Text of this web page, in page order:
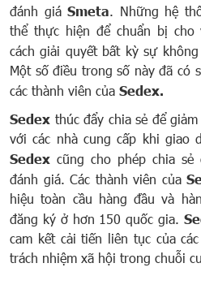
đánh giáSmeta. Những hệ
thể thực hiện để chuẩn bị cho
cách giải quyết bất kỳ sự
Một số điều trong số này đã có
các thành viên của Sedex.
Sedex thúc đẩy chia sẻ để
với các nhà cung cấp khi giao
Sedex cũng cho phép chia
đánh giá. Các thành viên của
hiệu toàn cầu hàng đầu và
đăng ký ở hơn 150 quốc gia.
cam kết cải tiến liên tục của
trách nhiệm xã hội trong chuỗi